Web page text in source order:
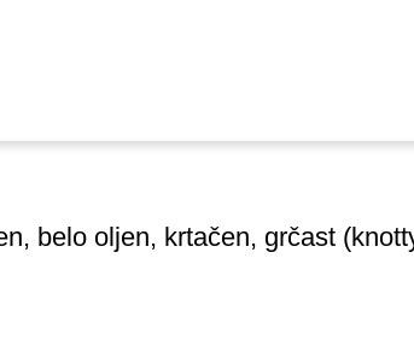
Več o obdelavi osebnih podatkov
belo oljen, krtačen, grčast